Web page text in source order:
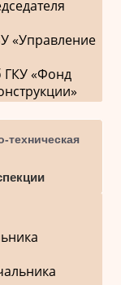
«Управление
«Фонд
техническая